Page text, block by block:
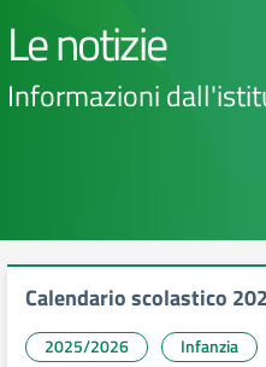
Le notizie
Informazioni
Calendario scolastico
2025/2026 Infanzia